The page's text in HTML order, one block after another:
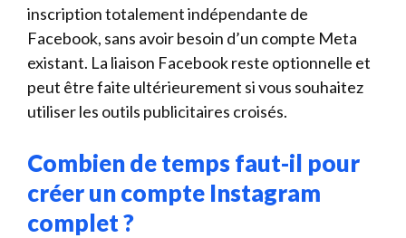
inscription totalement indépendante de
Facebook, sans avoir besoin d’un compte Meta
existant. La liaison Facebook reste optionnelle et
peut être faite ultérieurement si vous souhaitez
utiliser les outils publicitaires croisés.
Combien de temps faut-il pour
créer un compte Instagram
complet ?